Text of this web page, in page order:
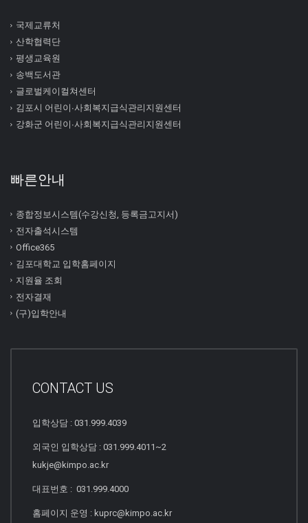
국제교류처
산학협력단
평생교육원
송백도서관
글로벌케이컬쳐센터
김포시 어린이∙사회복지급식관리지원센터
강화군 어린이∙사회복지급식관리지원센터
빠른안내
종합정보시스템(수강신청, 등록금고지서)
전자출석시스템
Office365
김포대학교 입학홈페이지
지원율 조회
전자결재
(구)입학안내
CONTACT US
입학상담 : 031.999.4039
외국인 입학상담 : 031.999.4011~2
kukje@kimpo.ac.kr
대표번호 : 031.999.4000
홈페이지 운영 : kuprc@kimpo.ac.kr